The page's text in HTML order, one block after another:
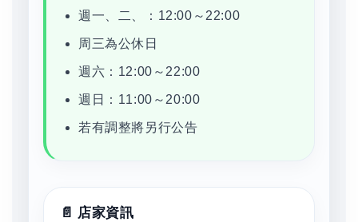
週一、二、：12:00～22:00
周三為公休日
週六：12:00～22:00
週日：11:00～20:00
若有調整將另行公告
📄 店家資訊